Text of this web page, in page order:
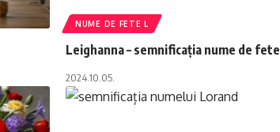
NUME DE FETE L
Leighanna – semnificația nume de fete
2024.10.05.